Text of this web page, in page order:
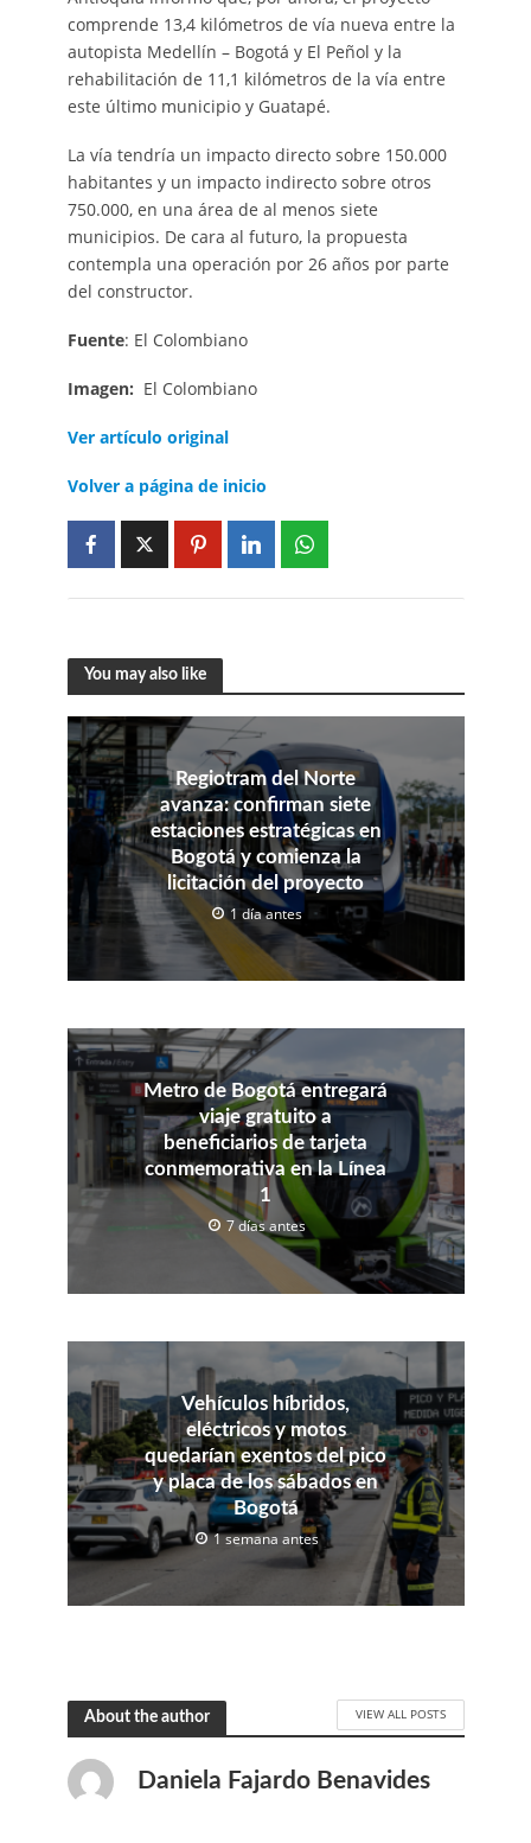
comprende 13,4 kilómetros de vía nueva entre la
autopista Medellín – Bogotá y El Peñol y la
rehabilitación de 11,1 kilómetros de la vía entre
este último municipio y Guatapé.
La vía tendría un impacto directo sobre 150.000
habitantes y un impacto indirecto sobre otros
750.000, en una área de al menos siete
municipios. De cara al futuro, la propuesta
contempla una operación por 26 años por parte
del constructor.
Fuente: El Colombiano
Imagen: El Colombiano
Ver artículo original
Volver a página de inicio
You may also like
Regiotram del Norte
avanza: confirman siete
estaciones estratégicas en
Bogotá y comienza la
licitación del proyecto
1 día antes
Metro de Bogotá entregará
viaje gratuito a
beneficiarios de tarjeta
conmemorativa en la Línea
1
7 días antes
Vehículos híbridos,
eléctricos y motos
quedarían exentos del pico
y placa de los sábados en
Bogotá
1 semana antes
About the author VIEW ALL POSTS
Daniela Fajardo Benavides